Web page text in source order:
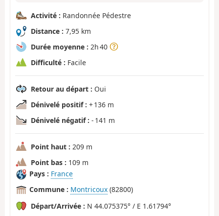
Activité : Randonnée Pédestre
Distance : 7,95 km
Durée moyenne : 2h 40
Difficulté : Facile
Retour au départ : Oui
Dénivelé positif : + 136 m
Dénivelé négatif : - 141 m
Point haut : 209 m
Point bas : 109 m
Pays : France
Commune : Montricoux (82800)
Départ/Arrivée : N 44.075375° / E 1.61794°